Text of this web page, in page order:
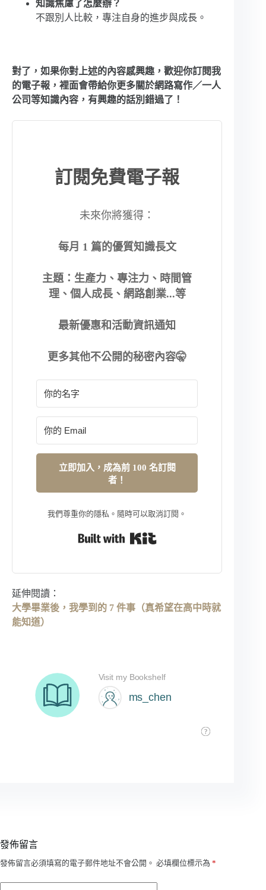
知識焦慮了怎麼辦？
不跟別人比較，專注自身的進步與成長。
對了，如果你對上述的內容感興趣，歡迎你訂閱我
的電子報，裡面會帶給你更多關於網路寫作／一人
公司等知識內容，有興趣的話別錯過了！
訂閱免費電子報
未來你將獲得：
每月 1 篇的優質知識長文
主題：生產力、專注力、時間管
理、個人成長、網路創業...等
最新優惠和活動資訊通知
更多其他不公開的秘密內容🤫
立即加入，成為前 100 名訂閱
者！
我們尊重你的隱私。隨時可以取消訂閱。
延伸閱讀：
大學畢業後，我學到的 7 件事（真希望在高中時就
能知道）
發佈留言
發佈留言必須填寫的電子郵件地址不會公開。 必填欄位標示為 *
A
t